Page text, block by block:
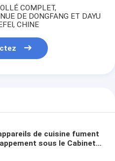
COMPLET,
DE DONGFANG ET DAYU
CHINE
de cuisine fument
sous le Cabinet